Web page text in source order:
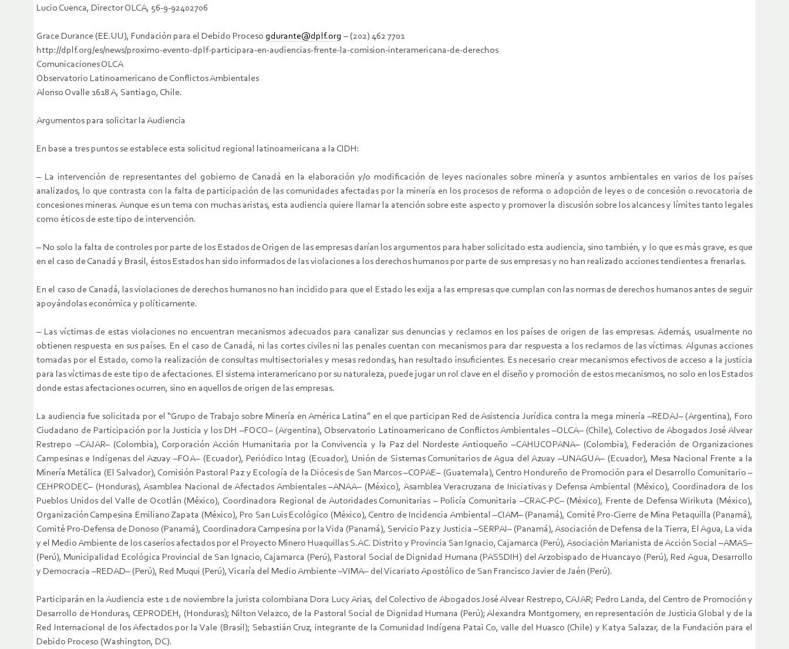
Lucio Cuenca, Director OLCA, 56-9-92402706
Grace Durance (EE.UU), Fundación para el Debido Proceso gdurante@dplf.org – (202) 462 7701
http://dplf.org/es/news/proximo-evento-dplf-participara-en-audiencias-frente-la-comision-interamericana-de-derechos
Comunicaciones OLCA
Observatorio Latinoamericano de Conflictos Ambientales
Alonso Ovalle 1618 A, Santiago, Chile.
Argumentos para solicitar la Audiencia
En base a tres puntos se establece esta solicitud regional latinoamericana a la CIDH:
– La intervención de representantes del gobierno de Canadá en la elaboración y/o modificación de leyes nacionales sobre minería y asuntos ambientales en varios de los países
analizados, lo que contrasta con la falta de participación de las comunidades afectadas por la minería en los procesos de reforma o adopción de leyes o de concesión o revocatoria de
concesiones mineras. Aunque es un tema con muchas aristas, esta audiencia quiere llamar la atención sobre este aspecto y promover la discusión sobre los alcances y límites tanto legales
como éticos de este tipo de intervención.
– No solo la falta de controles por parte de los Estados de Origen de las empresas darían los argumentos para haber solicitado esta audiencia, sino también, y lo que es más grave, es que
en el caso de Canadá y Brasil, éstos Estados han sido informados de las violaciones a los derechos humanos por parte de sus empresas y no han realizado acciones tendientes a frenarlas.
En el caso de Canadá, las violaciones de derechos humanos no han incidido para que el Estado les exija a las empresas que cumplan con las normas de derechos humanos antes de seguir
apoyándolas económica y políticamente.
– Las víctimas de estas violaciones no encuentran mecanismos adecuados para canalizar sus denuncias y reclamos en los países de origen de las empresas. Además, usualmente no
obtienen respuesta en sus países. En el caso de Canadá, ni las cortes civiles ni las penales cuentan con mecanismos para dar respuesta a los reclamos de las víctimas. Algunas acciones
tomadas por el Estado, como la realización de consultas multisectoriales y mesas redondas, han resultado insuficientes. Es necesario crear mecanismos efectivos de acceso a la justicia
para las víctimas de este tipo de afectaciones. El sistema interamericano por su naturaleza, puede jugar un rol clave en el diseño y promoción de estos mecanismos, no solo en los Estados
donde estas afectaciones ocurren, sino en aquellos de origen de las empresas.
La audiencia fue solicitada por el “Grupo de Trabajo sobre Minería en América Latina” en el que participan Red de Asistencia Jurídica contra la mega minería –REDAJ– (Argentina), Foro
Ciudadano de Participación por la Justicia y los DH –FOCO– (Argentina), Observatorio Latinoamericano de Conflictos Ambientales –OLCA– (Chile), Colectivo de Abogados José Alvear
Restrepo –CAJAR– (Colombia), Corporación Acción Humanitaria por la Convivencia y la Paz del Nordeste Antioqueño –CAHUCOPANA– (Colombia), Federación de Organizaciones
Campesinas e Indígenas del Azuay –FOA– (Ecuador), Periódico Intag (Ecuador), Unión de Sistemas Comunitarios de Agua del Azuay –UNAGUA– (Ecuador), Mesa Nacional Frente a la
Minería Metálica (El Salvador), Comisión Pastoral Paz y Ecología de la Diócesis de San Marcos –COPAE– (Guatemala), Centro Hondureño de Promoción para el Desarrollo Comunitario –
CEHPRODEC– (Honduras), Asamblea Nacional de Afectados Ambientales –ANAA– (México), Asamblea Veracruzana de Iniciativas y Defensa Ambiental (México), Coordinadora de los
Pueblos Unidos del Valle de Ocotlán (México), Coordinadora Regional de Autoridades Comunitarias – Policía Comunitaria –CRAC-PC– (México), Frente de Defensa Wirikuta (México),
Organización Campesina Emiliano Zapata (México), Pro San Luis Ecológico (México), Centro de Incidencia Ambiental –CIAM– (Panamá), Comité Pro‐Cierre de Mina Petaquilla (Panamá),
Comité Pro‐Defensa de Donoso (Panamá), Coordinadora Campesina por la Vida (Panamá), Servicio Paz y Justicia –SERPAI– (Panamá), Asociación de Defensa de la Tierra, El Agua, La vida
y el Medio Ambiente de los caseríos afectados por el Proyecto Minero Huaquillas S.AC. Distrito y Provincia San Ignacio, Cajamarca (Perú), Asociación Marianista de Acción Social –AMAS–
(Perú), Municipalidad Ecológica Provincial de San Ignacio, Cajamarca (Perú), Pastoral Social de Dignidad Humana (PASSDIH) del Arzobispado de Huancayo (Perú), Red Agua, Desarrollo
y Democracia –REDAD– (Perú), Red Muqui (Perú), Vicaría del Medio Ambiente –VIMA– del Vicariato Apostólico de San Francisco Javier de Jaén (Perú).
Participarán en la Audiencia este 1 de noviembre la jurista colombiana Dora Lucy Arias, del Colectivo de Abogados José Alvear Restrepo, CAJAR; Pedro Landa, del Centro de Promoción y
Desarrollo de Honduras, CEPRODEH, (Honduras); Nilton Velazco, de la Pastoral Social de Dignidad Humana (Perú); Alexandra Montgomery, en representación de Justicia Global y de la
Red Internacional de los Afectados por la Vale (Brasil); Sebastián Cruz, integrante de la Comunidad Indígena Patai Co, valle del Huasco (Chile) y Katya Salazar, de la Fundación para el
Debido Proceso (Washington, DC).